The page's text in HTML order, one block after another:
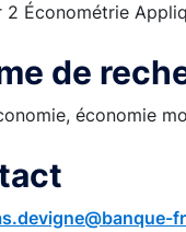
2 Économétrie
de
économie